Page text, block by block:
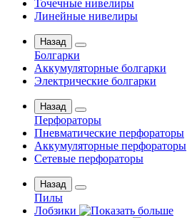
Точечные нивелиры
Линейные нивелиры
Назад
Болгарки
Аккумуляторные болгарки
Электрические болгарки
Назад
Перфораторы
Пневматические перфораторы
Аккумуляторные перфораторы
Сетевые перфораторы
Назад
Пилы
Лобзики